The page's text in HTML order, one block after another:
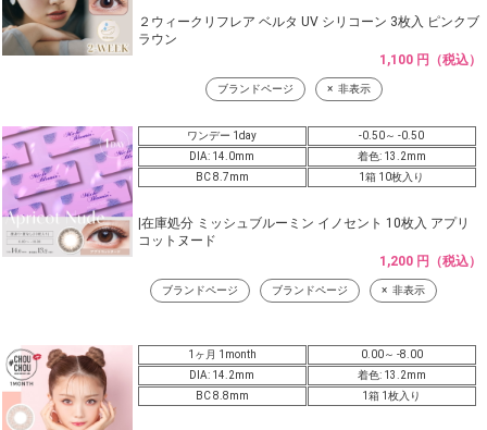
２ウィークリフレア ベルタ UV シリコーン 3枚入 ピンクブ
ラウン
1,100 円（税込）
ブランドページ 非表示
ワンデー 1day
-0.50～ -0.50
DIA: 14.0mm
着色: 13.2mm
BC 8.7mm
1箱 10枚入り
|在庫処分 ミッシュブルーミン イノセント 10枚入 アプリ
コットヌード
1,200 円（税込）
ブランドページ ブランドページ 非表示
1ヶ月 1month
0.00～ -8.00
DIA: 14.2mm
着色: 13.2mm
BC 8.8mm
1箱 1枚入り